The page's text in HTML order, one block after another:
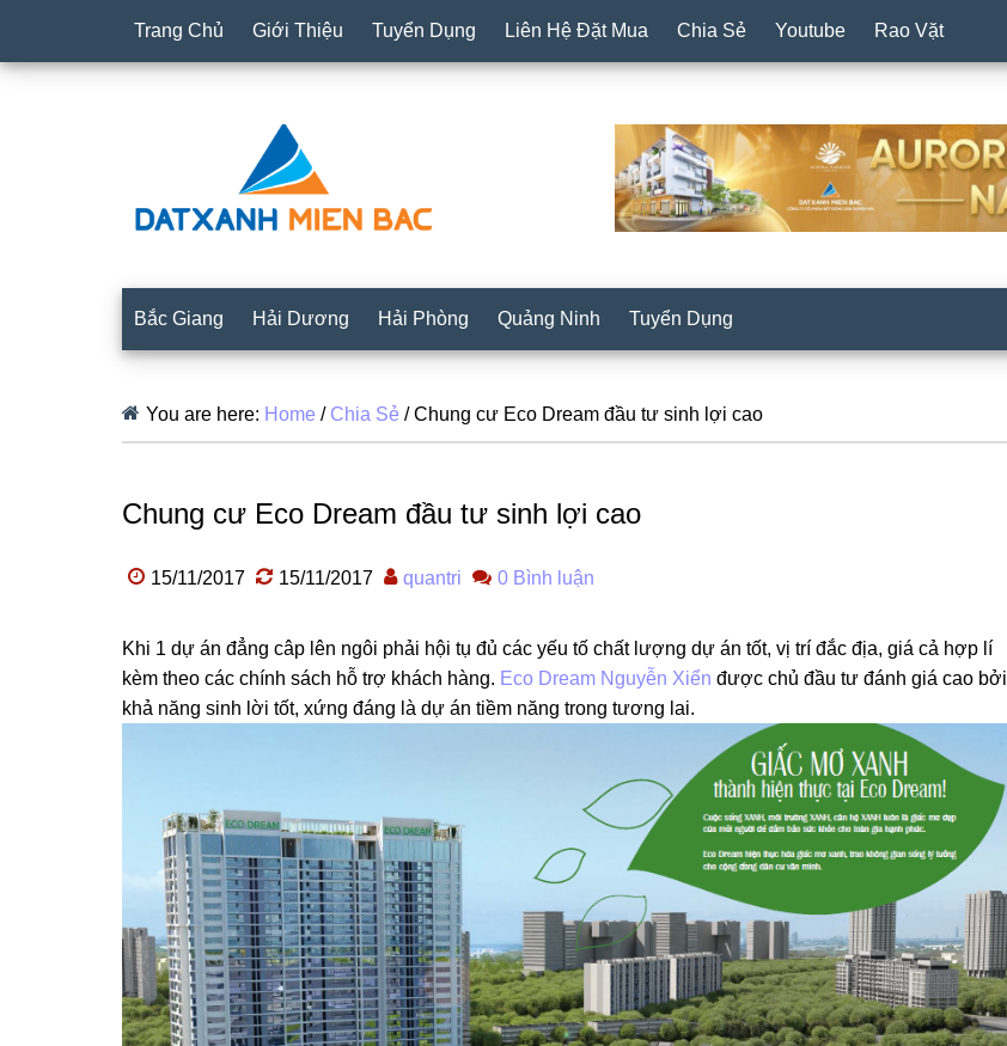
Trang Chủ Giới Thiệu Tuyển Dụng Liên Hệ Đặt Mua Chia Sẻ Youtube Rao Vặt
Bắc Giang Hải Dương Hải Phòng Quảng Ninh Tuyển Dụng
You are here: Home / Chia Sẻ /Chung cư Eco Dream đầu tư sinh lợi cao
Chung cư Eco Dream đầu tư sinh lợi cao
15/11/2017 15/11/2017 quantri 0 Bình luận
Khi 1 dự án đẳng câp lên ngôi phải hội tụ đủ các yếu tố chất lượng dự án tốt, vị trí đắc địa, giá cả hợp lí
kèm theo các chính sách hỗ trợ khách hàng. Eco Dream Nguyễn Xiển được chủ đầu tư đánh giá cao bởi
khả năng sinh lời tốt, xứng đáng là dự án tiềm năng trong tương lai.